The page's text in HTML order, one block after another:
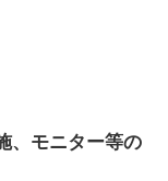
、モニター等の